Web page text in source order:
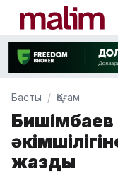
Басты Қоғам
Бишімбаев
жазды